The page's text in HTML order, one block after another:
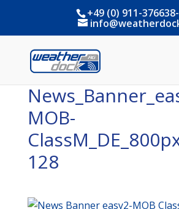
+49 (0) 911-
MOB-
128